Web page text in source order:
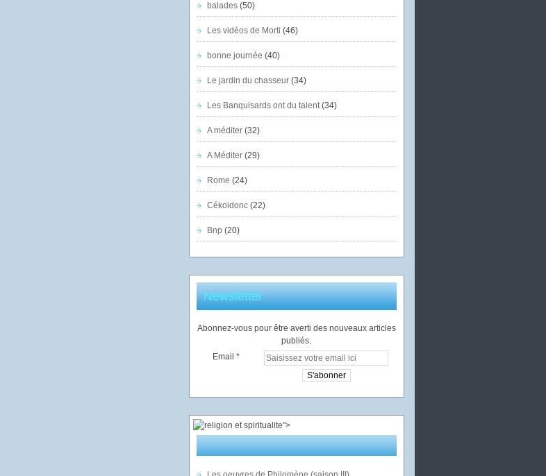
balades(50)
Les vidéos de Morti (46)
bonne journée (40)
Le jardin du chasseur(34)
Les Banquisards ont du talent(34)
A méditer(32)
A Méditer(29)
Rome (24)
Cékoidonc(22)
Bnp (20)
Newsletter
Abonnez-vous pour être averti des nouveaux articles
publiés.
Email
">